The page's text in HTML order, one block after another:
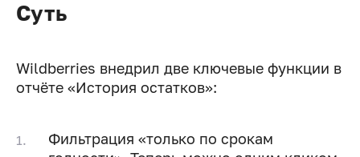
Суть
Wildberries внедрил две ключевые функции в
отчёте «История остатков»:
Фильтрация «только по срокам